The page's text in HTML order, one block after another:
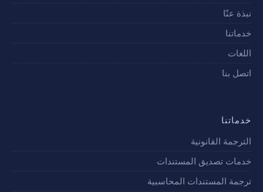
نبذة عنّا
خدماتنا
اللغات
اتصل بنا
خدماتنا
الترجمة القانونية
خدمات تصديق المستندات
ترجمة المستندات المحاسبية